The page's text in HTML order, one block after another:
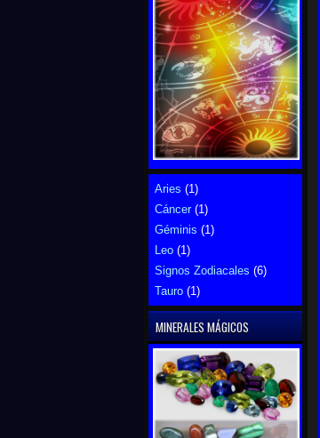
Aries (1)
Cáncer (1)
Géminis (1)
Leo (1)
Signos Zodiacales (6)
Tauro (1)
MINERALES MÁGICOS